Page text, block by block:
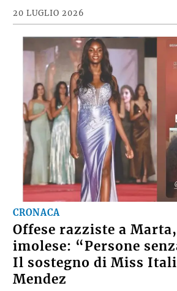
20 LUGLIO 2026
CRONACA
Offese razziste a
imolese: “Persone
Il sostegno di Miss
Mendez